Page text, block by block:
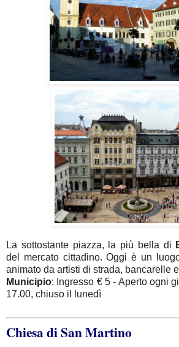
La sottostante piazza, la più bella di
del mercato cittadino. Oggi è un
animato da artisti di strada, bancarelle
Municipio: Ingresso € 5 - Aperto ogni
17.00, chiuso il lunedì
Chiesa di San Martino